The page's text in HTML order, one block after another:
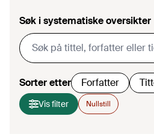
Søk i systematiske oversikter
Sorter etter Forfatter
Vis filter Nullstill